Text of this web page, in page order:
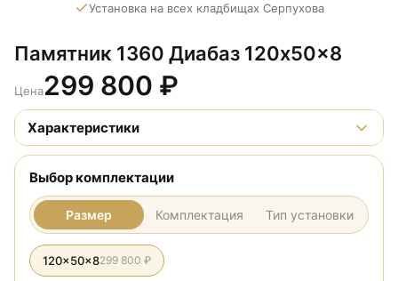
Установка на всех кладбищах Серпухова
Памятник 1360 Диабаз 120x50x8
Цена299 800 ₽
Характеристики
Выбор комплектации
Размер Комплектация Тип установки
120x50x8299 800 ₽